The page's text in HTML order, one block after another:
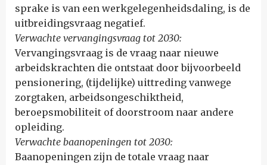
sprake is van een werkgelegenheidsdaling, is de
uitbreidingsvraag negatief.
Verwachte vervangingsvraag tot 2030:
Vervangingsvraag is de vraag naar nieuwe
arbeidskrachten die ontstaat door bijvoorbeeld
pensionering, (tijdelijke) uittreding vanwege
zorgtaken, arbeidsongeschiktheid,
beroepsmobiliteit of doorstroom naar andere
opleiding.
Verwachte baanopeningen tot 2030:
Baanopeningen zijn de totale vraag naar